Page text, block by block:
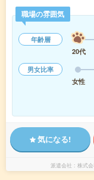
職場の雰囲気
年齢層
20代
男女比率
女性
気になる!
派遣会社 株式